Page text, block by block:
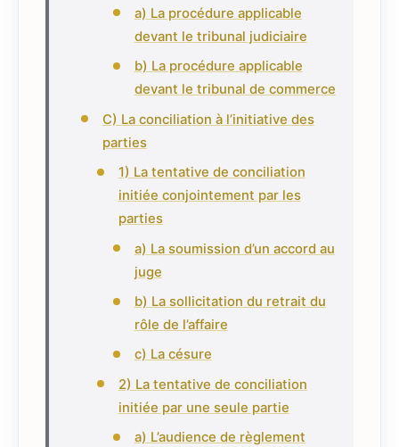
a) La procédure applicable
devant le tribunal judiciaire
b) La procédure applicable
devant le tribunal de commerce
C) La conciliation à l’initiative des
parties
1) La tentative de conciliation
initiée conjointement par les
parties
a) La soumission d’un accord au
juge
b) La sollicitation du retrait du
rôle de l’affaire
c) La césure
2) La tentative de conciliation
initiée par une seule partie
a) L’audience de règlement